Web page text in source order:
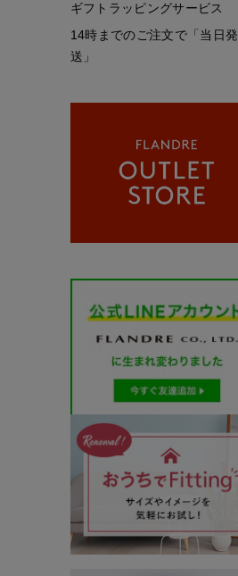
ギフトラッピングサービス
14時までのご注文で「当日発
送」